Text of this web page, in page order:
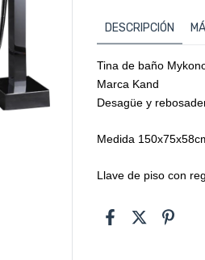
DESCRIPCIÓN
Tina de baño
Marca Kand
Desagüe y
Medida
Llave de piso con